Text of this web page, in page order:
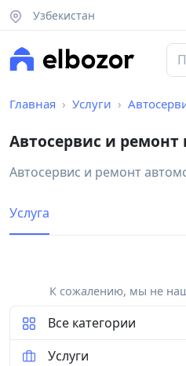
Узбекистан
Главная Услуги
Автосервис и
Автосервис и ремонт
Услуга
К сожалению, мы не
Все категории
Услуги